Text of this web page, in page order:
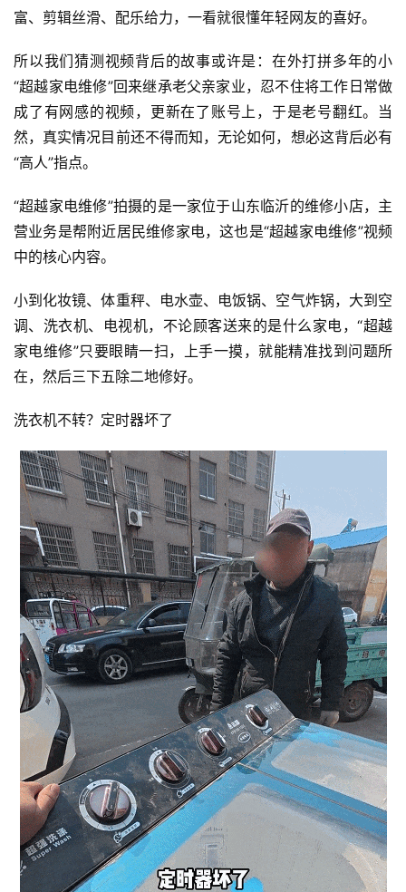
富、剪辑丝滑、配乐给力，一看就很懂年轻网友的喜好。
所以我们猜测视频背后的故事或许是：在外打拼多年的小
“超越家电维修”回来继承老父亲家业，忍不住将工作日常做
成了有网感的视频，更新在了账号上，于是老号翻红。当
然，真实情况目前还不得而知，无论如何，想必这背后必有
“高人”指点。
“超越家电维修”拍摄的是一家位于山东临沂的维修小店，主
营业务是帮附近居民维修家电，这也是“超越家电维修”视频
中的核心内容。
小到化妆镜、体重秤、电水壶、电饭锅、空气炸锅，大到空
调、洗衣机、电视机，不论顾客送来的是什么家电，“超越
家电维修”只要眼睛一扫，上手一摸，就能精准找到问题所
在，然后三下五除二地修好。
洗衣机不转？定时器坏了